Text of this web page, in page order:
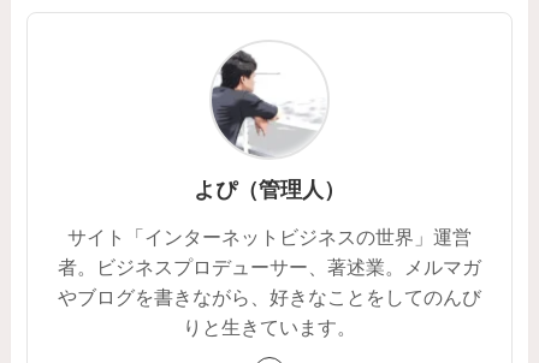
よぴ（管理人）
サイト「インターネットビジネスの世界」運営
者。ビジネスプロデューサー、著述業。メルマガ
やブログを書きながら、好きなことをしてのんび
りと生きています。